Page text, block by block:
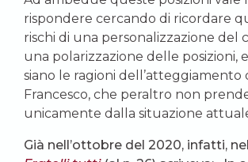
rispondere cercando di ricordare
rischi di una personalizzazione del
una polarizzazione delle posizioni,
siano le ragioni dell’atteggiamento
Francesco, che peraltro non
unicamente dalla situazione
Già nell’ottobre del 2020, infatti,